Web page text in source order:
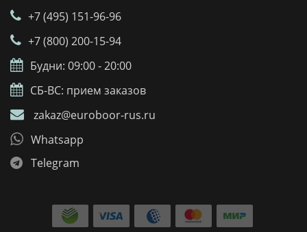
+7 (495) 151-96-96
+7 (800) 200-15-94
Будни: 09:00 - 20:00
СБ-ВС: прием заказов
zakaz@euroboor-rus.ru
Whatsapp
Telegram